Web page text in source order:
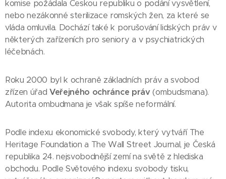
komise požádala Českou republiku o podání vysvětlení,
nebo nezákonné sterilizace romských žen, za které se
vláda omluvila. Dochází také k porušování lidských práv v
některých zařízeních pro seniory a v psychiatrických
léčebnách.
Roku 2000 byl k ochraně základních práv a svobod
zřízen úřadVeřejného ochránce práv(ombudsmana).
Autorita ombudmana je však spíše neformální.
Podle indexu ekonomické svobody, který vytváří The
Heritage Foundation a The Wall Street Journal, je Česká
republika 24. nejsvobodnější zemí na světě z hlediska
obchodu. Podle Světového indexu svobody tisku,